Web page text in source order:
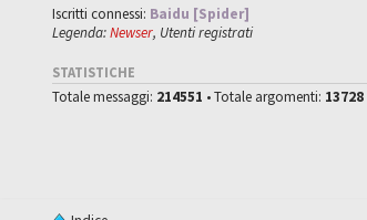
Iscritti connessi: Baidu [Spider]
Legenda:Newser, Utenti registrati
STATISTICHE
Totale messaggi: 214551 • Totale argomenti: 13728